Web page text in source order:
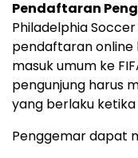
Pendaftaran
Philadelphia
pendaftaran online
masuk umum ke
pengunjung harus
yang berlaku ketika
Penggemar dapat